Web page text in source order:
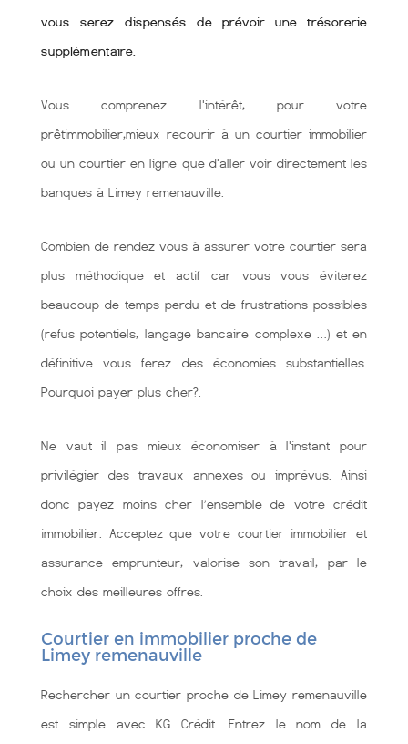
vous serez dispensés de prévoir une trésorerie
supplémentaire.
Vous comprenez l'intérêt, pour votre
prêtimmobilier,mieux recourir à un courtier immobilier
ou un courtier en ligne que d'aller voir directement les
banques à Limey remenauville.
Combien de rendez vous à assurer votre courtier sera
plus méthodique et actif car vous vous éviterez
beaucoup de temps perdu et de frustrations possibles
(refus potentiels, langage bancaire complexe …) et en
définitive vous ferez des économies substantielles.
Pourquoi payer plus cher?.
Ne vaut il pas mieux économiser à l'instant pour
privilégier des travaux annexes ou imprévus. Ainsi
donc payez moins cher l’ensemble de votre crédit
immobilier. Acceptez que votre courtier immobilier et
assurance emprunteur, valorise son travail, par le
choix des meilleures offres.
Courtier en immobilier proche de
Limey remenauville
Rechercher un courtier proche de Limey remenauville
est simple avec KG Crédit. Entrez le nom de la